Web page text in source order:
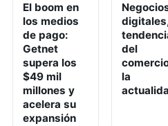
El boom en
los medios
de pago:
Getnet
supera los
$49 mil
millones y
acelera su
expansión
del
la